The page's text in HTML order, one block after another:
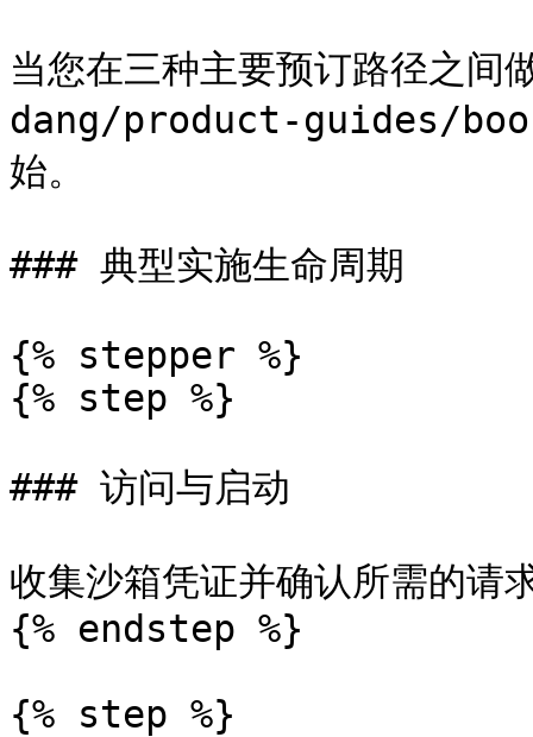
当您在三种主要预订路径之
dang/product-guides/
始。
### 典型实施生命周期
{% stepper %}
{% step %}
### 访问与启动
收集沙箱凭证并确认所需的请
{% endstep %}
{% step %}